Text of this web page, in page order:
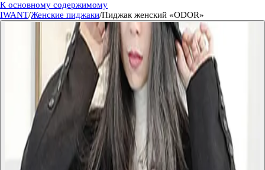
К основному содержимому
IWANT/Женские пиджаки/Пиджак женский «ODOR»